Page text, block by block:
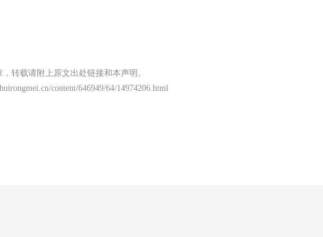
，转载请附上原文出处链接和本声明。
content/646949/64/14974206.html